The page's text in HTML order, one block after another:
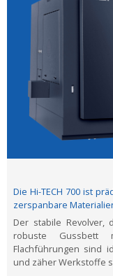
Die Hi-TECH 700 ist
zerspanbare
Der stabile Revolver,
robuste Gussbett
Flachführungen sind
und zäher Werkstoffe